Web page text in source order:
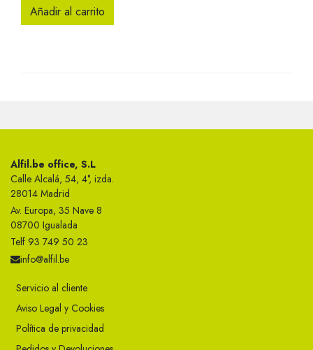
Añadir al carrito
Alfil.be office, S.L
Calle Alcalá, 54, 4°, izda.
28014 Madrid
Av. Europa, 35 Nave 8
08700 Igualada
Telf 93 749 50 23
info@alfil.be
Servicio al cliente
Aviso Legal y Cookies
Política de privacidad